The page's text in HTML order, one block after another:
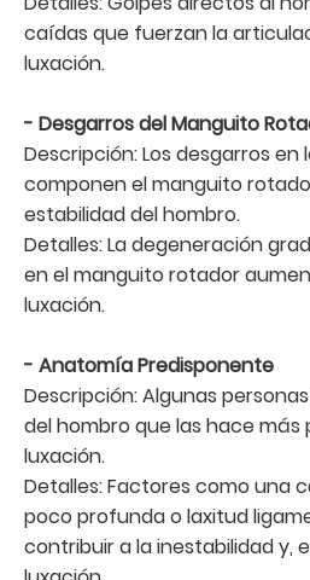
caídas que fuerzan la
luxación.
- Desgarros del Manguito
Descripción: Los desgarros
componen el manguito
estabilidad del hombro.
Detalles: La degeneración
en el manguito rotador
luxación.
- Anatomía Predisponente
Descripción: Algunas
del hombro que las hace más
luxación.
Detalles: Factores como una
poco profunda o laxitud
contribuir a la inestabilidad y,